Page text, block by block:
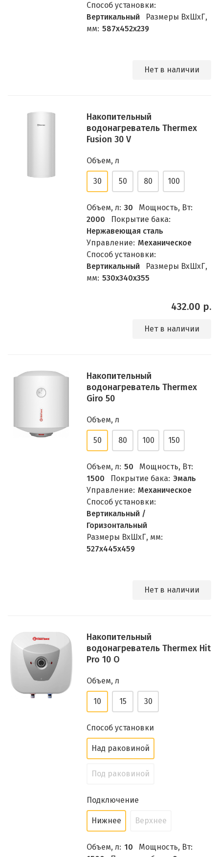
Способ установки:
Вертикальный
Размеры ВхШхГ,
мм: 587х452х239
Нет в наличии
Накопительный
водонагреватель Thermex
Fusion 30 V
Объем, л
30 50 80 100
Объем, л: 30
Мощность, Вт:
2000
Покрытие бака:
Нержавеющая сталь
Управление: Механическое
Способ установки:
Вертикальный
Размеры ВхШхГ,
мм: 530х340х355
432.00 р.
Нет в наличии
Накопительный
водонагреватель Thermex
Giro 50
Объем, л
50 80 100 150
Объем, л: 50
Мощность, Вт:
1500
Покрытие бака: Эмаль
Управление: Механическое
Способ установки:
Вертикальный /
Горизонтальный
Размеры ВхШхГ, мм:
527х445х459
Нет в наличии
Накопительный
водонагреватель Thermex Hit
Pro 10 O
Объем, л
10 15 30
Способ установки
Над раковиной
Под раковиной
Подключение
Нижнее Верхнее
Объем, л: 10
Мощность, Вт: